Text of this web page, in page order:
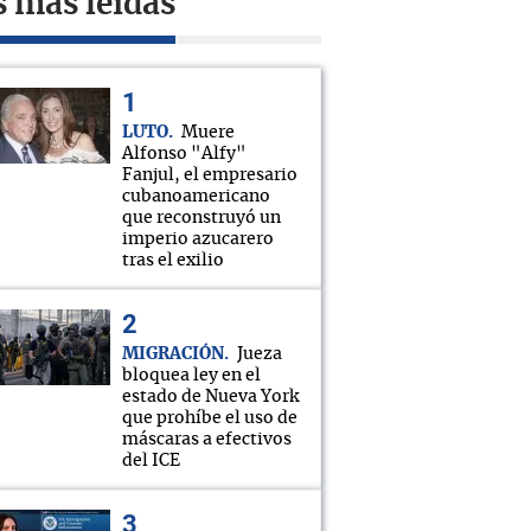
LUTO
Muere
Alfonso "Alfy"
Fanjul, el empresario
cubanoamericano
que reconstruyó un
imperio azucarero
tras el exilio
MIGRACIÓN
Jueza
bloquea ley en el
estado de Nueva York
que prohíbe el uso de
máscaras a efectivos
del ICE